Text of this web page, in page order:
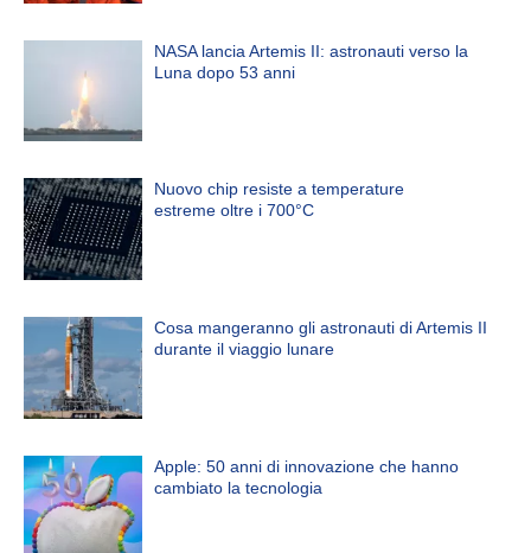
NASA lancia Artemis II: astronauti verso la
Luna dopo 53 anni
Nuovo chip resiste a temperature
estreme oltre i 700°C
Cosa mangeranno gli astronauti di Artemis II
durante il viaggio lunare
Apple: 50 anni di innovazione che hanno
cambiato la tecnologia